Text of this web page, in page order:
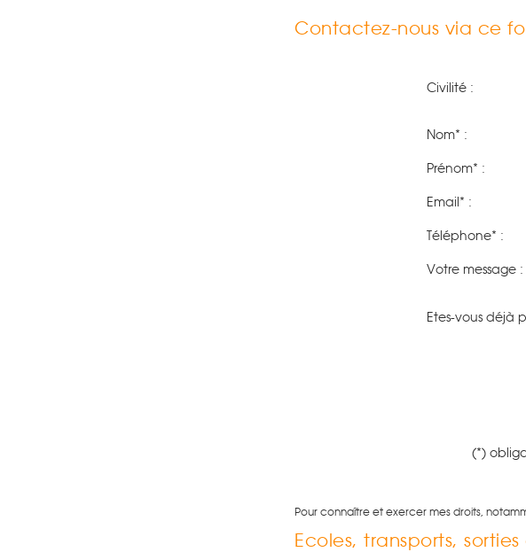
Contactez-nous via ce
Civilité :
Nom* :
Prénom* :
Email* :
Téléphone* :
Votre message :
Etes-vous déjà
(*)
Pour connaître et exercer mes droits,
Ecoles, transports, sorties